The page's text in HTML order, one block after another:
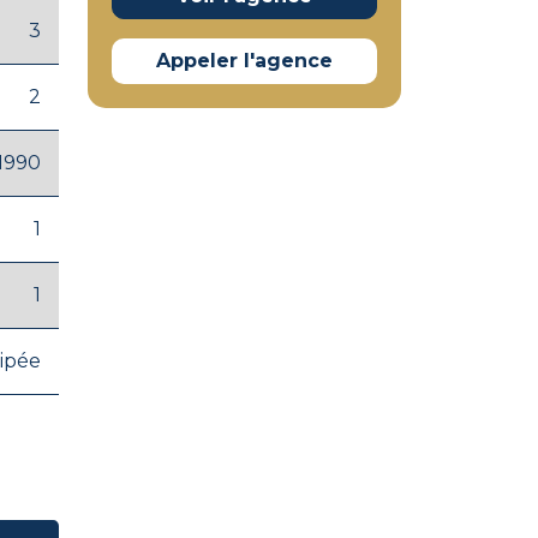
3
2
1
1
Appeler l'agence